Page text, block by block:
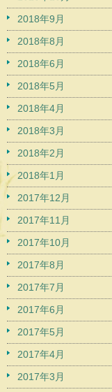
2018年9月
2018年8月
2018年6月
2018年5月
2018年4月
2018年3月
2018年2月
2018年1月
2017年12月
2017年11月
2017年10月
2017年8月
2017年7月
2017年6月
2017年5月
2017年4月
2017年3月